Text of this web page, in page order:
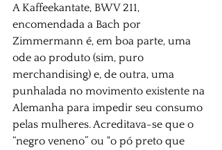
A Kaffeekantate, BWV 211,
encomendada a Bach por
Zimmermann é, em boa parte, uma
ode ao produto (sim, puro
merchandising) e, de outra, uma
punhalada no movimento existente na
Alemanha para impedir seu consumo
pelas mulheres. Acreditava-se que o
“negro veneno” ou "o pó preto que